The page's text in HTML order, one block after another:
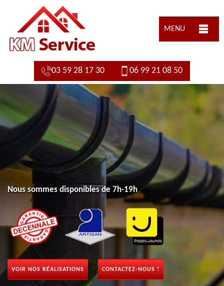
MENU
03 59 28 17 30 06 99 21 08 50
Nous sommes disponibles de 7h-19h
VOIR NOS RÉALISATIONS CONTACTEZ-NOUS !